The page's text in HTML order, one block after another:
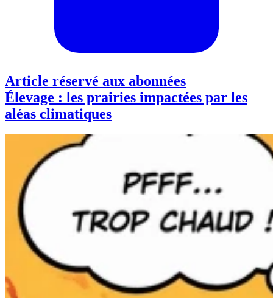
Article réservé aux abonnées
Élevage : les prairies impactées par les
aléas climatiques